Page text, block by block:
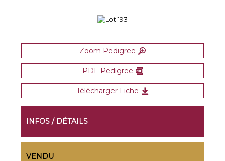
Zoom Pedigree
PDF Pedigree
Télécharger Fiche
INFOS / DÉTAILS
VENDU